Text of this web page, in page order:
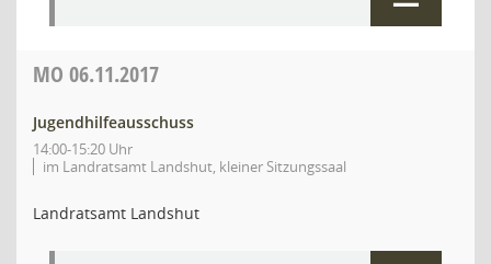
MO 06.11.2017
Jugendhilfeausschuss
14:00-15:20 Uhr
im Landratsamt Landshut, kleiner Sitzungssaal
Landratsamt Landshut